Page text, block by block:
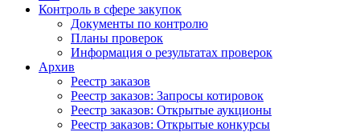
Контроль в сфере закупок
Документы по контролю
Планы проверок
Информация о результатах проверок
Архив
Реестр заказов
Реестр заказов: Запросы котировок
Реестр заказов: Открытые аукционы
Реестр заказов: Открытые конкурсы